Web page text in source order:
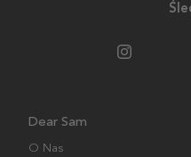
Dear Sam
O Nas